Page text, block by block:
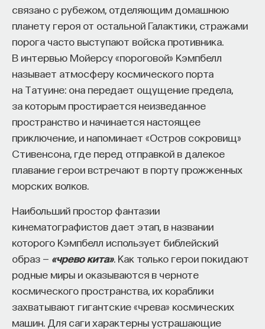
связано с рубежом, отделяющим домашнюю
планету героя от остальной Галактики, стражами
порога часто выступают войска противника.
В интервью Мойерсу «пороговой» Кэмпбелл
называет атмосферу космического порта
на Татуине: она передает ощущение предела,
за которым простирается неизведанное
пространство и начинается настоящее
приключение, и напоминает «Остров сокровищ»
Стивенсона, где перед отправкой в далекое
плавание герои встречают в порту прожженных
морских волков.
Наибольший простор фантазии
кинематографистов дает этап, в названии
которого Кэмпбелл использует библейский
образ — «чрево кита». Как только герои покидают
родные миры и оказываются в черноте
космического пространства, их кораблики
захватывают гигантские «чрева» космических
машин. Для саги характерны устрашающие